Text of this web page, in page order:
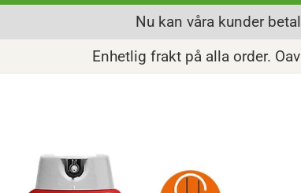
Nu kan våra kunder
Enhetlig frakt på alla order.